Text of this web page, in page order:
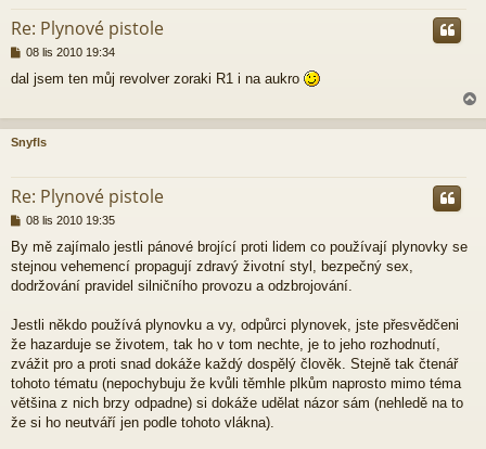
Re: Plynové pistole
P
í
p
ě
v
k
08 lis 2010 19:34
dal jsem ten můj revolver zoraki R1 i na aukro
a
h
Snyfls
Re: Plynové pistole
P
í
s
p
e
k
08 lis 2010 19:35
By mě zajímalo jestli pánové brojící proti lidem co používají plynovky se
stejnou vehemencí propagují zdravý životní styl, bezpečný sex,
dodržování pravidel silničního provozu a odzbrojování.
Jestli někdo používá plynovku a vy, odpůrci plynovek, jste přesvědčeni
že hazarduje se životem, tak ho v tom nechte, je to jeho rozhodnutí,
zvážit pro a proti snad dokáže každý dospělý člověk. Stejně tak čtenář
tohoto tématu (nepochybuju že kvůli těmhle plkům naprosto mimo téma
většina z nich brzy odpadne) si dokáže udělat názor sám (nehledě na to
že si ho neutváří jen podle tohoto vlákna).